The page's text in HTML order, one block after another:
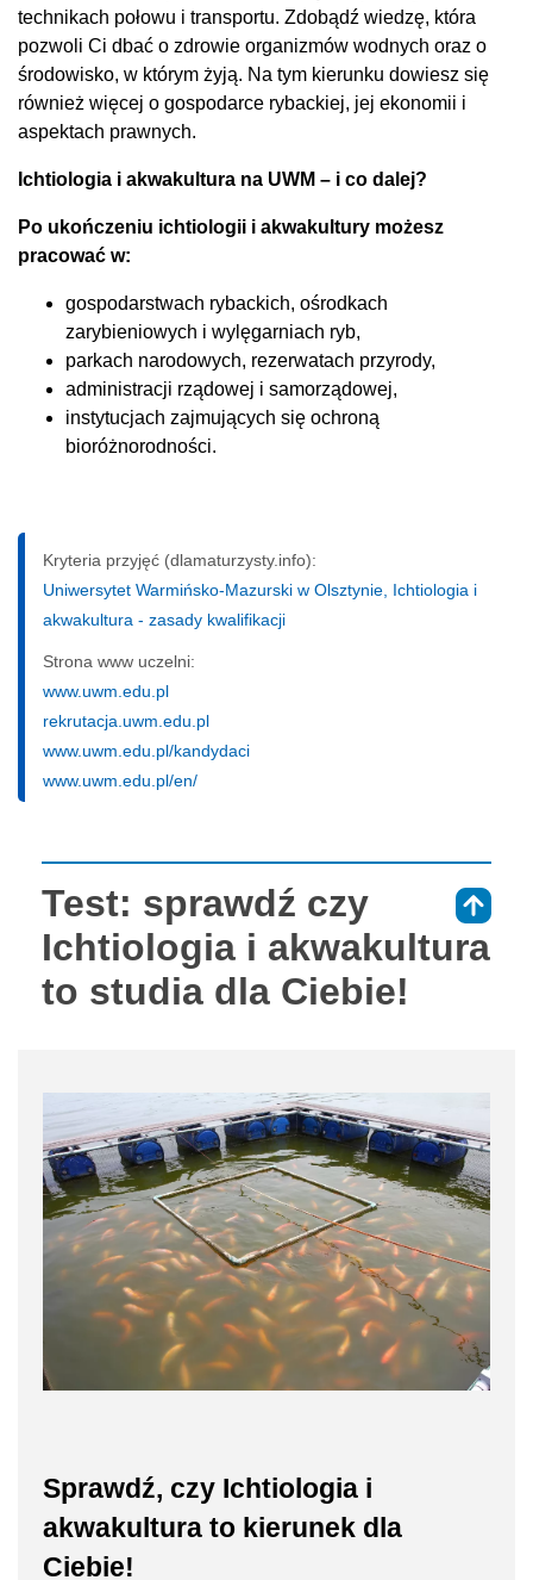
technikach połowu i transportu. Zdobądź wiedzę, która
pozwoli Ci dbać o zdrowie organizmów wodnych oraz o
środowisko, w którym żyją. Na tym kierunku dowiesz się
również więcej o gospodarce rybackiej, jej ekonomii i
aspektach prawnych.
Ichtiologia i akwakultura na UWM – i co dalej?
Po ukończeniu ichtiologii i akwakultury możesz
pracować w:
gospodarstwach rybackich, ośrodkach
zarybieniowych i wylęgarniach ryb,
parkach narodowych, rezerwatach przyrody,
administracji rządowej i samorządowej,
instytucjach zajmujących się ochroną
bioróżnorodności.
Kryteria przyjęć (dlamaturzysty.info):
Uniwersytet Warmińsko-Mazurski w Olsztynie, Ichtiologia i
akwakultura - zasady kwalifikacji
Strona www uczelni:
www.uwm.edu.pl
rekrutacja.uwm.edu.pl
www.uwm.edu.pl/kandydaci
www.uwm.edu.pl/en/
Test: sprawdź czy
Ichtiologia i akwakultura
to studia dla Ciebie!
Sprawdź, czy Ichtiologia i
akwakultura to kierunek dla
Ciebie!